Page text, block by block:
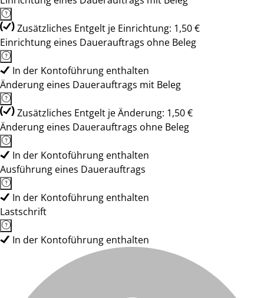
Zusätzliches Entgelt je Einrichtung: 1,50 €
Einrichtung eines Dauerauftrags ohne Beleg
In der Kontoführung enthalten
Änderung eines Dauerauftrags mit Beleg
Zusätzliches Entgelt je Änderung: 1,50 €
Änderung eines Dauerauftrags ohne Beleg
In der Kontoführung enthalten
Ausführung eines Dauerauftrags
In der Kontoführung enthalten
Lastschrift
In der Kontoführung enthalten